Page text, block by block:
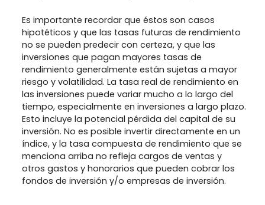
Es importante recordar que éstos son casos
hipotéticos y que las tasas futuras de rendimiento
no se pueden predecir con certeza, y que las
inversiones que pagan mayores tasas de
rendimiento generalmente están sujetas a mayor
riesgo y volatilidad. La tasa real de rendimiento en
las inversiones puede variar mucho a lo largo del
tiempo, especialmente en inversiones a largo plazo.
Esto incluye la potencial pérdida del capital de su
inversión. No es posible invertir directamente en un
índice, y la tasa compuesta de rendimiento que se
menciona arriba no refleja cargos de ventas y
otros gastos y honorarios que pueden cobrar los
fondos de inversión y/o empresas de inversión.